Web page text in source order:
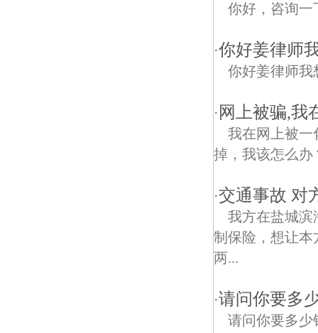
你好，咨询一
·你好姜律师
你好姜律师我
· 网上被骗,我
我在网上被一
掉，我该怎么办
·交通事故 对
我方在盐城滨
制保险，想让本
两...
·请问你要多
请问你要多少